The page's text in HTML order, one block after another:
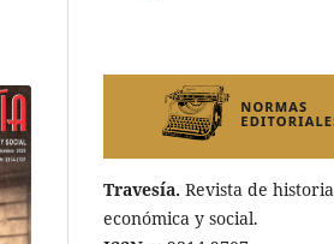
Travesía. Revista de historia
económica y social.